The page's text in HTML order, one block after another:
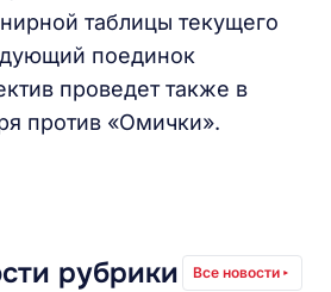
таблицы текущего
поединок
проведет также в
против «Омички».
рубрики Все новости